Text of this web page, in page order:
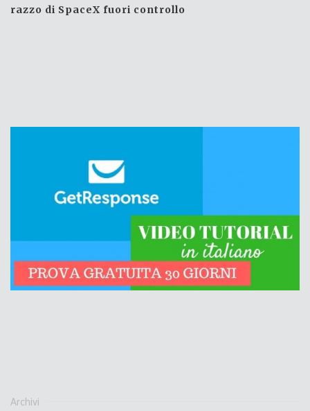
razzo di SpaceX fuori controllo
Archivi